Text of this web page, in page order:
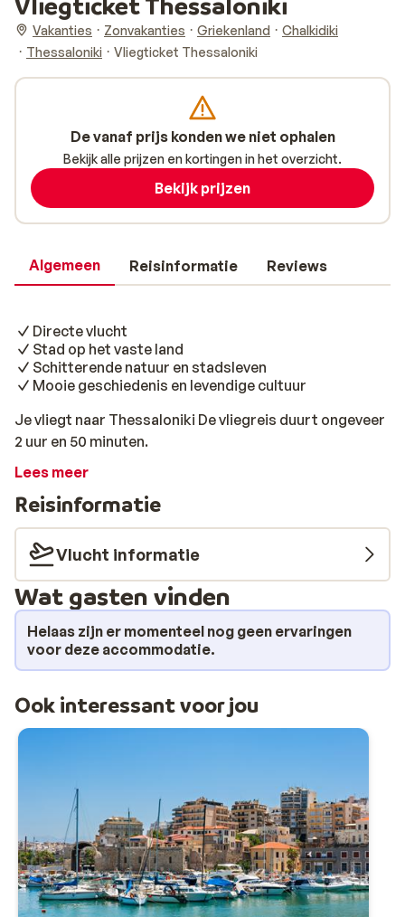
Vakanties Zonvakanties Griekenland
Chalkidiki
Thessaloniki
Vliegticket Thessaloniki
Algemeen Reisinformatie Reviews
Directe vlucht
Stad op het vaste land
Schitterende natuur en stadsleven
Mooie geschiedenis en levendige cultuur
Je vliegt naar Thessaloniki De vliegreis duurt ongeveer
2 uur en 50 minuten.
Lees meer
Reisinformatie
Vlucht informatie
Wat gasten vinden
Helaas zijn er momenteel nog geen ervaringen
voor deze accommodatie.
De vanaf prijs konden we niet ophalen
Bekijk alle prijzen en kortingen in het overzicht.
Bekijk prijzen
Ook interessant voor jou